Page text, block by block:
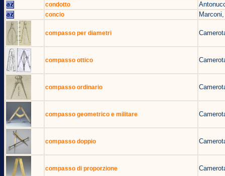
condotto
concio
compasso per diametri
compasso ottico
compasso ordinario
compasso geometrico e militare
compasso doppio
compasso di proporzione